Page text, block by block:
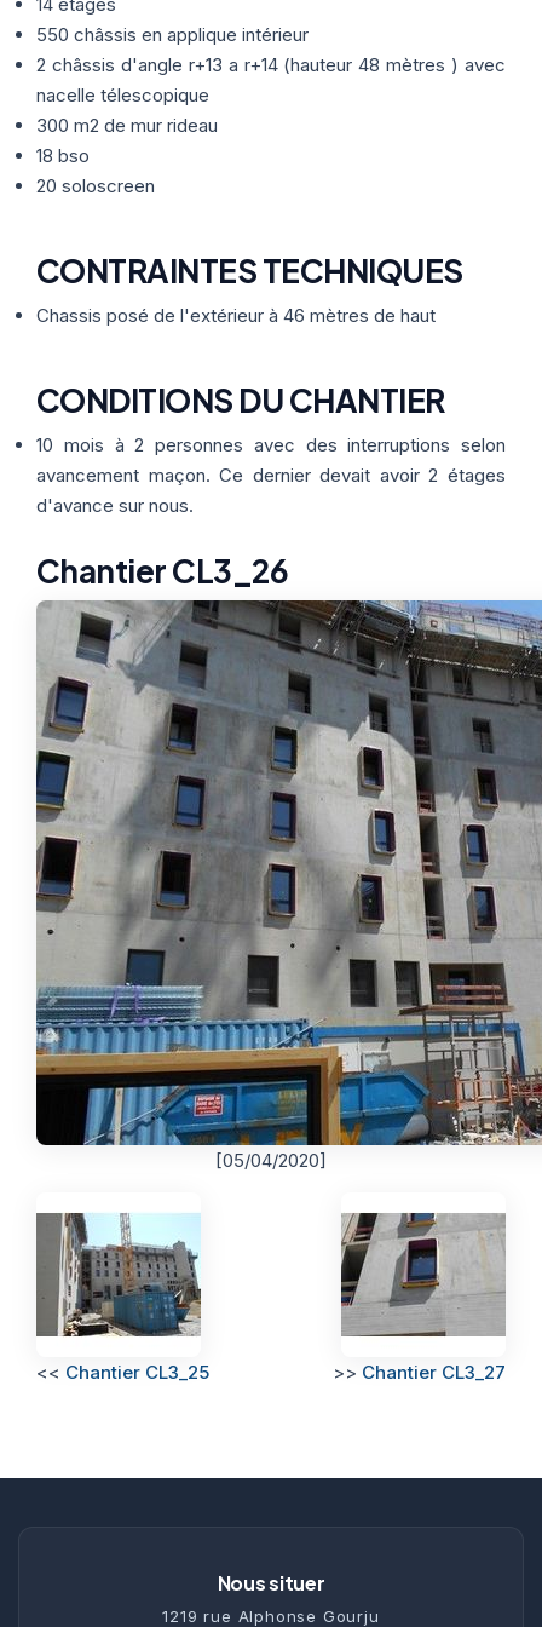
Nos Formules
550 châssis en applique intérieur
2 châssis d'angle r+13 a r+14 (hauteur 48 mètres ) avec
nacelle télescopique
300 m2 de mur rideau
18 bso
20 soloscreen
CONTRAINTES TECHNIQUES
Chassis posé de l'extérieur à 46 mètres de haut
CONDITIONS DU CHANTIER
10 mois à 2 personnes avec des interruptions selon
avancement maçon. Ce dernier devait avoir 2 étages
d'avance sur nous.
Chantier CL3_26
[05/04/2020]
<< Chantier CL3_25 >> Chantier CL3_27
Nous situer
1219 rue Alphonse Gourju